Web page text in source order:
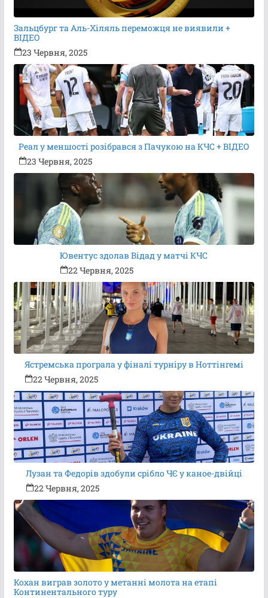
Зальцбург та Аль-Хіляль переможця не виявили +
ВІДЕО
23 Червня, 2025
Реал у меншості розібрався з Пачукою на КЧС + ВІДЕО
23 Червня, 2025
Ювентус здолав Відад у матчі КЧС
22 Червня, 2025
Ястремська програла у фіналі турніру в Ноттінгемі
22 Червня, 2025
Лузан та Федорів здобули срібло ЧЄ у каное-двійці
22 Червня, 2025
Кохан виграв золото у метанні молота на етапі
Континентального туру